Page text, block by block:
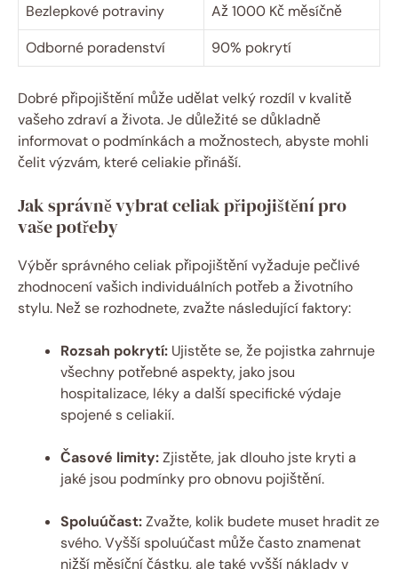
Bezlepkové potraviny
Až 1000 Kč měsíčně
Odborné ⁢poradenství
90% pokrytí
Dobré připojištění může udělat​ velký rozdíl v kvalitě
vašeho ⁤zdraví a života. Je důležité se důkladně
informovat o podmínkách a možnostech, ⁢abyste ​mohli
čelit výzvám, které celiakie ⁣přináší.
Jak správně vybrat celiak připojištění⁢ pro
vaše potřeby
Výběr správného celiak připojištění vyžaduje pečlivé
zhodnocení vašich individuálních potřeb a životního
stylu. Než​ se rozhodnete, zvažte následující faktory:
Rozsah pokrytí: ⁢Ujistěte se, že pojistka zahrnuje
všechny potřebné aspekty, jako jsou
hospitalizace,‌ léky a další specifické výdaje
spojené s celiakií.
Časové limity:Zjistěte, jak dlouho jste kryti a
jaké jsou podmínky pro obnovu pojištění.
Spoluúčast:Zvažte,⁤ kolik budete muset hradit ze
svého. Vyšší spoluúčast může často znamenat
nižší měsíční‍ částku, ale také ​vyšší náklady v